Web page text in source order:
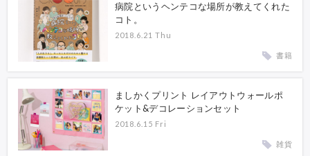
病院というヘンテコな場所が教えてくれた
コト。
2018.6.21 Thu
書籍
ましかくプリント レイアウトウォールポ
ケット&デコレーションセット
2018.6.15 Fri
雑貨